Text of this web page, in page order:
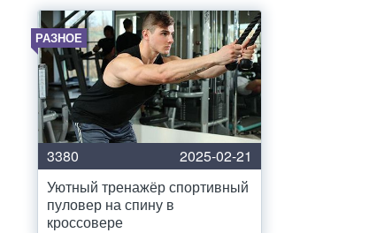
РАЗНОЕ
3380
2025-02-21
Уютный тренажёр спортивный
пуловер на спину в
кроссовере